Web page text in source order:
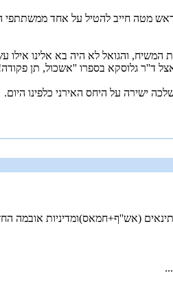
מטה חייב להטיל על אחד ממשתתפי
והגואל לא היה בא אלינו אילו
ד''ר גלוסקא בספרו ''אשכול, תן
ישירה על היחס האירני כלפינו היום.
(אש''ף+חמאס)ומדיניות אובמה